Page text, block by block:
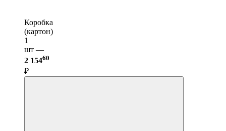
Коробка
(картон)
1
шт —
2 15460
₽